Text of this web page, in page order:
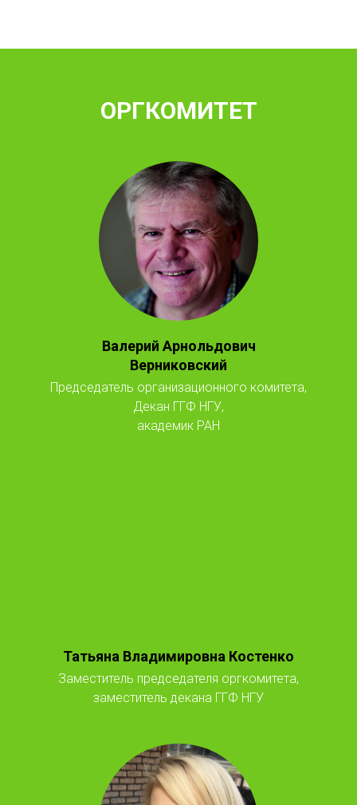
ОРГКОМИТЕТ
Валерий Арнольдович
Верниковский
Председатель организационного комитета,
Декан ГГФ НГУ,
академик РАН
Татьяна Владимировна Костенко
Заместитель председателя оргкомитета,
заместитель декана ГГФ НГУ